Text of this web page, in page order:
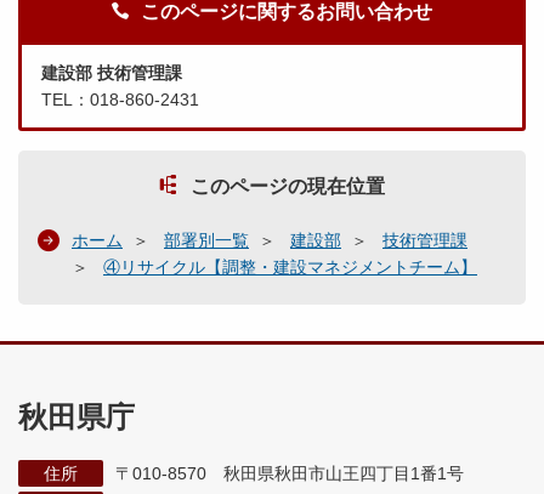
このページに関するお問い合わせ
建設部 技術管理課
TEL：018-860-2431
このページの現在位置
ホーム 部署別一覧 建設部
技術管理課
④リサイクル【調整・建設マネジメントチーム】
秋田県庁
住所
〒010-8570 秋田県秋田市山王四丁目1番1号